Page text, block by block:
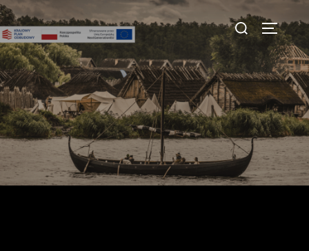
treści
Skip
to
content
Search
for: